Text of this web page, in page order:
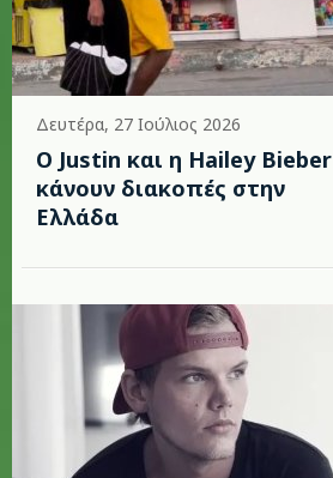
Δευτέρα, 27 Ιούλιος 2026
Ο Justin και η Hailey Bieber
κάνουν διακοπές στην
Ελλάδα